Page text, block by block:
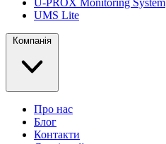
U-PROX Monitoring System
UMS Lite
Компанія
Про нас
Блог
Контакти